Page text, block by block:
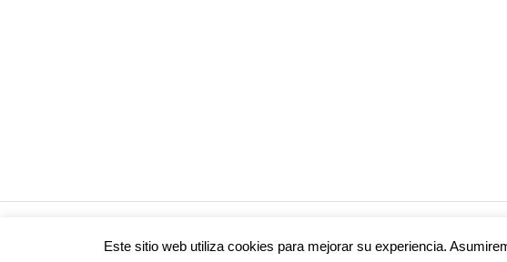
Este sitio web utiliza cookies para mejorar su experiencia.